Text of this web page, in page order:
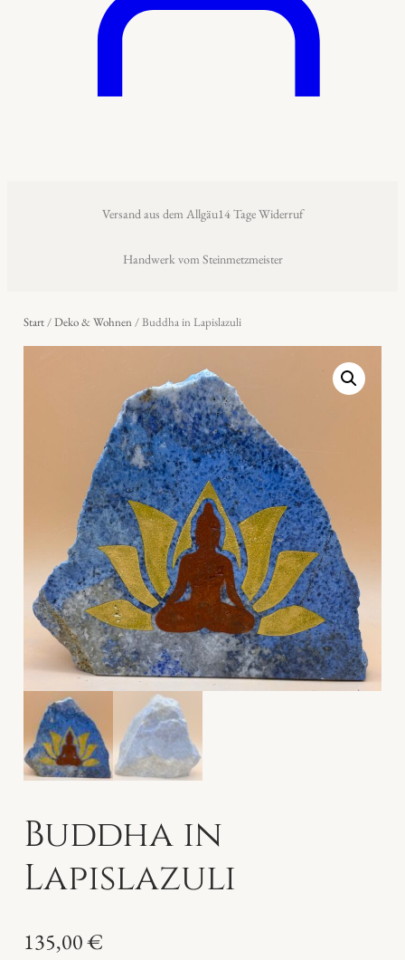
Versand aus dem Allgäu14 Tage Widerruf
Handwerk vom Steinmetzmeister
Start/Deko & Wohnen/ Buddha in Lapislazuli
Buddha in
Lapislazuli
135,00€